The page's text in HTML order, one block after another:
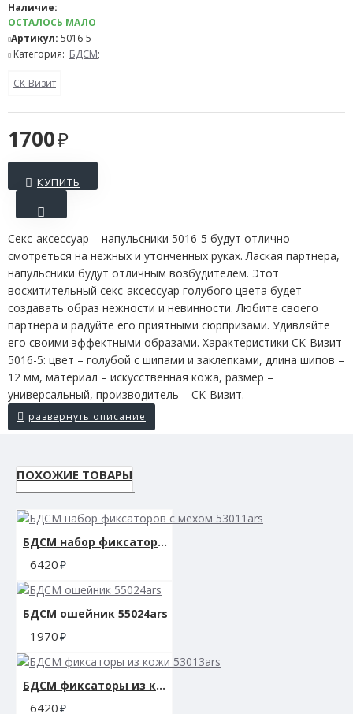
1700
Наличие:
ОСТАЛОСЬ МАЛО
Артикул: 5016-5
Категория: БДСМ;
СК-Визит
КУПИТЬ
Секс-аксессуар – напульсники 5016-5 будут отлично
смотреться на нежных и утонченных руках. Лаская партнера,
напульсники будут отличным возбудителем. Этот
восхитительный секс-аксессуар голубого цвета будет
создавать образ нежности и невинности. Любите своего
партнера и радуйте его приятными сюрпризами. Удивляйте
его своими эффектными образами. Характеристики СК-Визит
5016-5: цвет – голубой с шипами и заклепками, длина шипов –
12 мм, материал – искусственная кожа, размер –
универсальный, производитель – СК-Визит.
ПОХОЖИЕ ТОВАРЫ
БДСМ набор фиксаторов с мехом 53011ars
6420
БДСМ ошейник 55024ars
1970
БДСМ фиксаторы из кожи 53013ars
6420